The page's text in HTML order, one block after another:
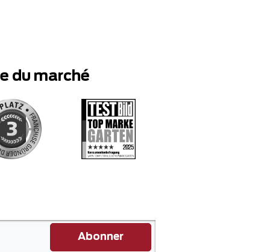
du marché
Abonner